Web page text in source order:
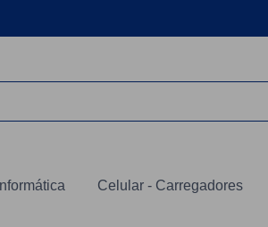
Informática Celular - Carregadores